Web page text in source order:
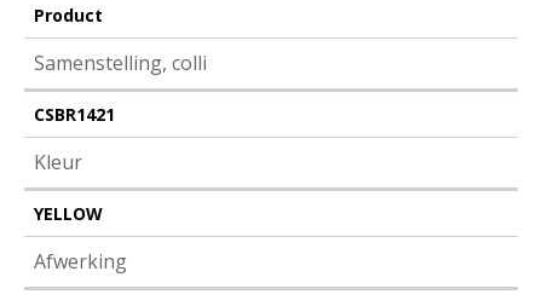
Product
Samenstelling, colli
CSBR1421
Kleur
YELLOW
Afwerking